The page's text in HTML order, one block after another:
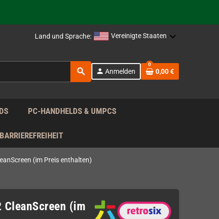
Land und Sprache: Vereinigte Staaten
search person Anmelden
0
0,00 €
PC-HANDHELDS & UMPCS
BARRIEREFREIHEIT
(im Preis enthalten)
(im